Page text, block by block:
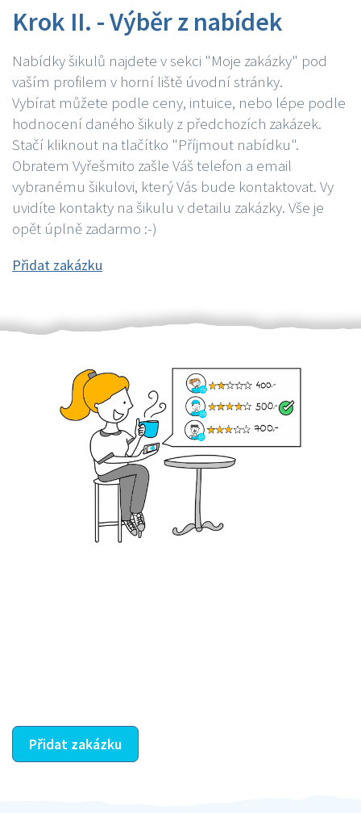
Krok II. - Výběr z nabídek
Nabídky šikulů najdete v sekci "Moje zakázky" pod
vaším profilem v horní liště úvodní stránky.
Vybírat můžete podle ceny, intuice, nebo lépe podle
hodnocení daného šikuly z předchozích zakázek.
Stačí kliknout na tlačítko "Příjmout nabídku".
Obratem Vyřešmito zašle Váš telefon a email
vybranému šikulovi, který Vás bude kontaktovat. Vy
uvidíte kontakty na šikulu v detailu zakázky. Vše je
opět úplně zadarmo :-)
Přidat zakázku
Přidat zakázku